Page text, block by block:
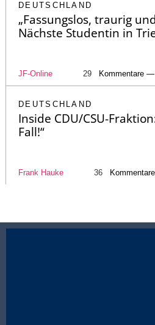
DEUTSCHLAND
„Fassungslos, traurig
Nächste Studentin in
JF-Online 29 Kommentare
DEUTSCHLAND
Inside CDU/CSU-
Fall!“
Frank Hauke 36